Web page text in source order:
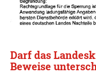
Darf das
Beweise